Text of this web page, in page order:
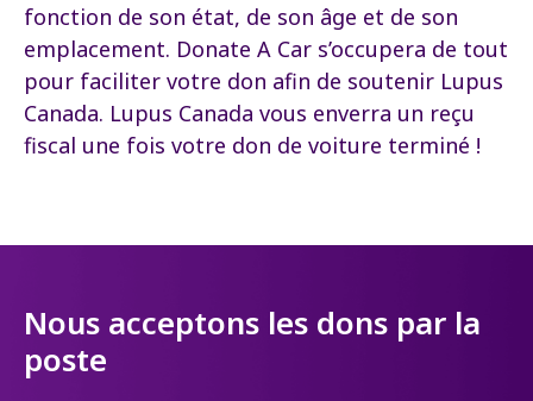
fonction de son état, de son âge et de son
emplacement. Donate A Car s’occupera de tout
pour faciliter votre don afin de soutenir Lupus
Canada. Lupus Canada vous enverra un reçu
fiscal une fois votre don de voiture terminé !
Nous acceptons les dons par la
poste